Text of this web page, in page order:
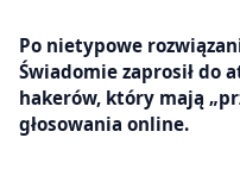
Po nietypowe
Świadomie zaprosił do
hakerów, który mają
głosowania online.